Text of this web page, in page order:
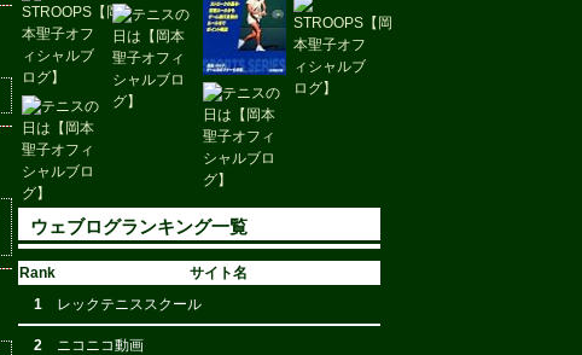
ウェブログランキング一覧
Rank
サイト名
1
レックテニススクール
2 ニコニコ動画